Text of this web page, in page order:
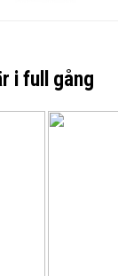
i full gång